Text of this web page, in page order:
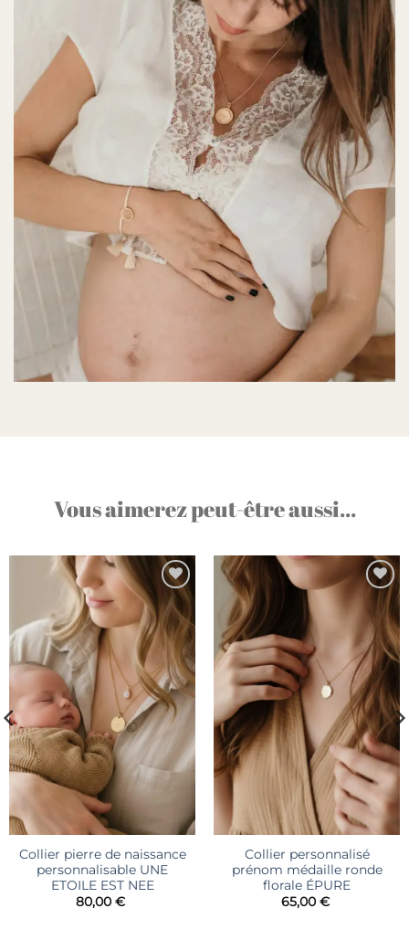
Vous aimerez peut-être aussi...
Ajouter
à la liste
d’envies
Collier pierre de naissance
personnalisable UNE
ETOILE EST NEE
80,00 €
Ajouter
à la liste
d’envies
Collier personnalisé
prénom médaille ronde
florale ÉPURE
65,00 €